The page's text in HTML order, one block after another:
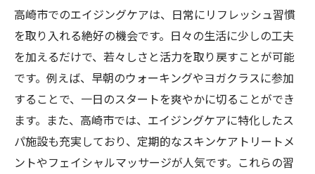
高崎市でのエイジングケアは、日常にリフレッシュ習慣
を取り入れる絶好の機会です。日々の生活に少しの工夫
を加えるだけで、若々しさと活力を取り戻すことが可能
です。例えば、早朝のウォーキングやヨガクラスに参加
することで、一日のスタートを爽やかに切ることができ
ます。また、高崎市では、エイジングケアに特化したス
パ施設も充実しており、定期的なスキンケアトリートメ
ントやフェイシャルマッサージが人気です。これらの習